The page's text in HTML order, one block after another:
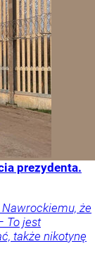
prezydenta.
że
To jest
także nikotynę